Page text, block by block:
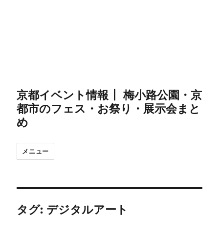
京都イベント情報┃ 梅小路公園・京
都市のフェス・お祭り・展示会まと
め
メニュー
タグ: デジタルアート